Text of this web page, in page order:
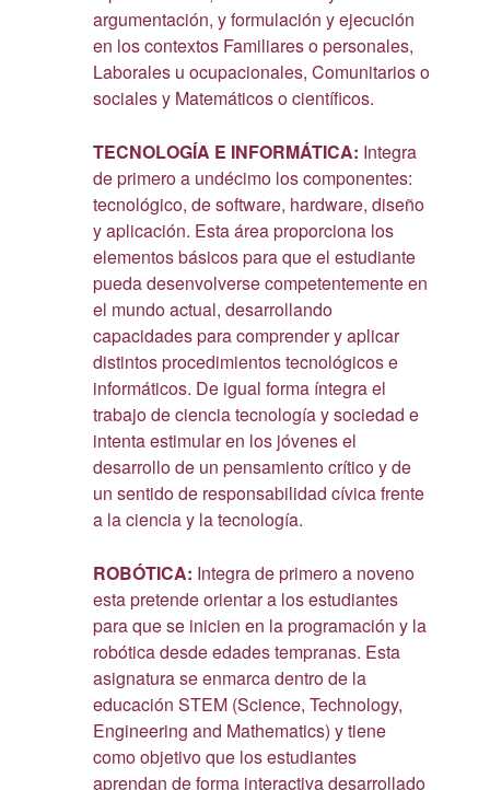
argumentación, y formulación y ejecución
en los contextos Familiares o personales,
Laborales u ocupacionales, Comunitarios o
sociales y Matemáticos o científicos.
TECNOLOGÍA E INFORMÁTICA: Integra
de primero a undécimo los componentes:
tecnológico, de software, hardware, diseño
y aplicación. Esta área proporciona los
elementos básicos para que el estudiante
pueda desenvolverse competentemente en
el mundo actual, desarrollando
capacidades para comprender y aplicar
distintos procedimientos tecnológicos e
informáticos. De igual forma íntegra el
trabajo de ciencia tecnología y sociedad e
intenta estimular en los jóvenes el
desarrollo de un pensamiento crítico y de
un sentido de responsabilidad cívica frente
a la ciencia y la tecnología.
ROBÓTICA: Integra de primero a noveno
esta pretende orientar a los estudiantes
para que se inicien en la programación y la
robótica desde edades tempranas. Esta
asignatura se enmarca dentro de la
educación STEM (Science, Technology,
Engineering and Mathematics) y tiene
como objetivo que los estudiantes
aprendan de forma interactiva desarrollado